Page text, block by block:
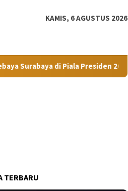
KAMIS, 6 AGUSTUS 2026
Piala Presiden 2026 Malam Ini
TERBARU